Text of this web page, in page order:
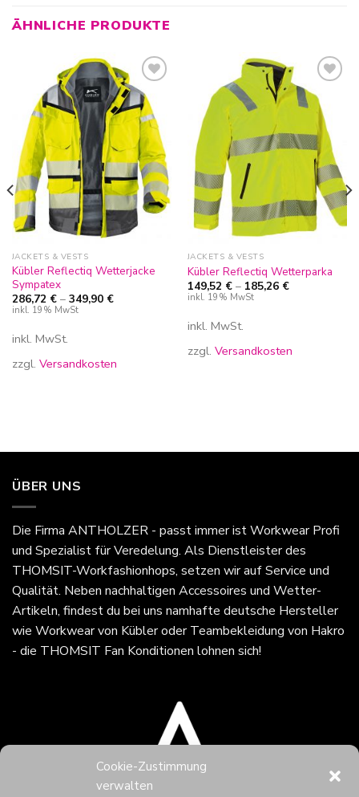
Cookie-Zustimmung
verwalten
ÄHNLICHE PRODUKTE
Zur
Wunschliste
hinzufügen
JACKETS & VESTS
Kübler Reflectiq Wetterjacke
Sympatex
286,72 €– 349,90 €
inkl. 19% MwSt
inkl. MwSt.
zzgl. Versandkosten
Zur
Wunschliste
hinzufügen
JACKETS & VESTS
Kübler Reflectiq Wetterparka
149,52 €– 185,26 €
inkl. 19% MwSt
inkl. MwSt.
zzgl. Versandkosten
ÜBER UNS
Die Firma ANTHOLZER - passt immerist Workwear Profi
und Spezialist für Veredelung. Als Dienstleister des
THOMSIT-Workfashionhops, setzen wir auf Service und
Qualität. Neben nachhaltigen Accessoires und Wetter-
Artikeln, findest du bei uns namhafte deutsche Hersteller
wie Workwear von Kübler oder Teambekleidung von Hakro
- die THOMSIT Fan Konditionen lohnen sich!